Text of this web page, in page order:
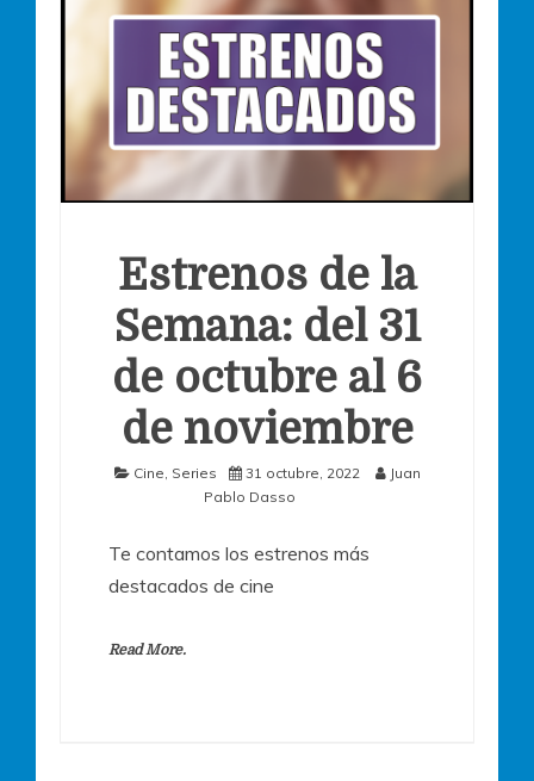
Estrenos de la
Semana: del 31
de octubre al 6
de noviembre
Cine, Series 31 octubre, 2022
Juan
Pablo Dasso
Te contamos los estrenos más
destacados de cine
Read More.